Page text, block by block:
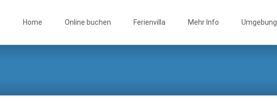
Home Online buchen Ferienvilla Mehr Info Umgebung